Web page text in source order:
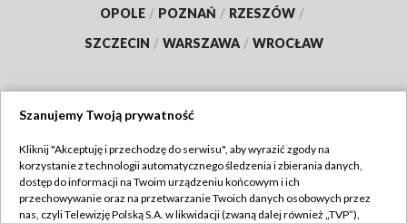
OPOLE / POZNAŃ / RZESZÓW /
SZCZECIN / WARSZAWA / WROCŁAW
TVP
Abonament TVP
Regulamin TVP
Szanujemy Twoją prywatność
Kliknij "Akceptuję i przechodzę do serwisu", aby wyrazić zgody na
korzystanie z technologii automatycznego śledzenia i zbierania danych,
dostęp do informacji na Twoim urządzeniu końcowym i ich
przechowywanie oraz na przetwarzanie Twoich danych osobowych przez
nas, czyli Telewizję Polską S.A. w likwidacji (zwaną dalej również „TVP”),